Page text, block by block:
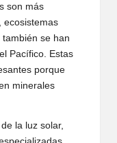
son más
ecosistemas
se han
Pacífico. Estas
porque
minerales
la luz solar,